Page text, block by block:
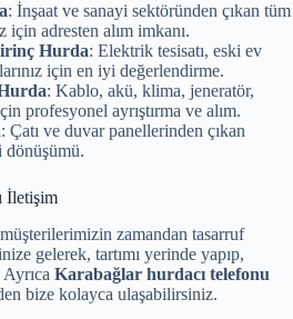
: İnşaat ve sanayi sektöründen çıkan tüm
için adresten alım imkanı.
Hurda: Elektrik tesisatı, eski ev
için en iyi değerlendirme.
: Kablo, akü, klima, jeneratör,
profesyonel ayrıştırma ve alım.
: Çatı ve duvar panellerinden çıkan
dönüşümü.
İletişim
zamandan tasarruf
gelerek, tartımı yerinde yapıp,
Karabağlar hurdacı telefonu
bize kolayca ulaşabilirsiniz.